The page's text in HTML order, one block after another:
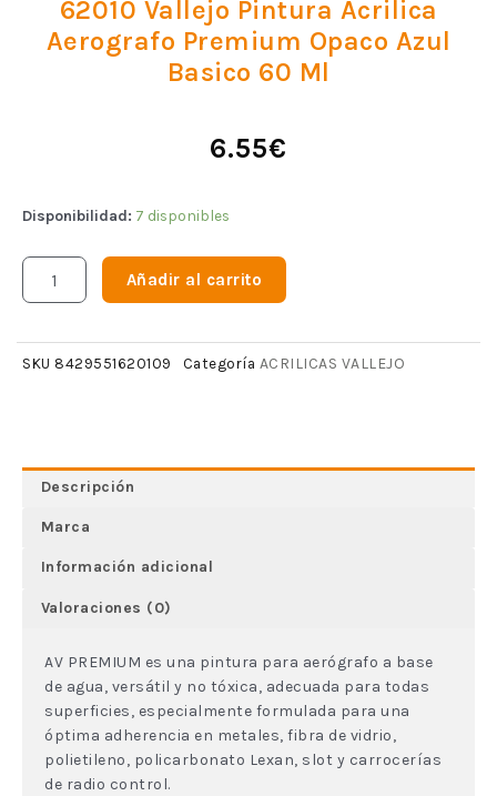
62010 Vallejo Pintura Acrilica
Aerografo Premium Opaco Azul
Basico 60 Ml
6.55€
Disponibilidad: 7 disponibles
Añadir al carrito
SKU 8429551620109 Categoría ACRILICAS VALLEJO
Descripción
Marca
Información adicional
Valoraciones (0)
AV PREMIUM es una pintura para aerógrafo a base
de agua, versátil y no tóxica, adecuada para todas
superficies, especialmente formulada para una
óptima adherencia en metales, fibra de vidrio,
polietileno, policarbonato Lexan, slot y carrocerías
de radio control.